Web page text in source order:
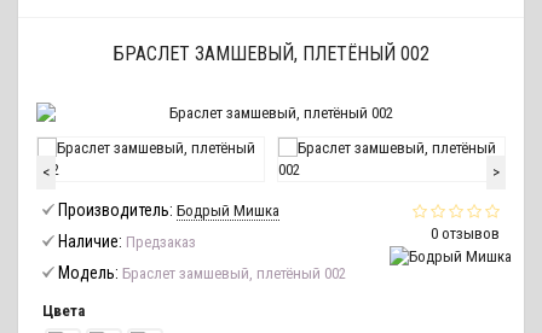
БРАСЛЕТ ЗАМШЕВЫЙ, ПЛЕТЁНЫЙ 002
< >
0 отзывов
Производитель: Бодрый Мишка
Наличие: Предзаказ
Модель: Браслет замшевый, плетёный 002
Цвета